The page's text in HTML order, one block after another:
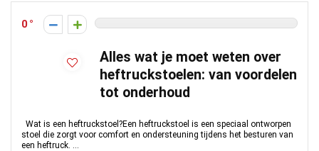
0
Alles wat je moet weten over
heftruckstoelen: van voordelen
tot onderhoud
Wat is een heftruckstoel?Een heftruckstoel is een speciaal ontworpen
stoel die zorgt voor comfort en ondersteuning tijdens het besturen van
een heftruck. ...